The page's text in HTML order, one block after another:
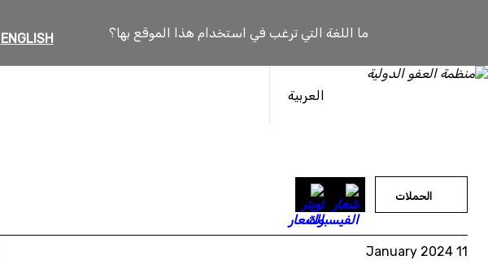
ما اللغة التي ترغب في استخدام هذا الموقع بها؟ ENGLISH
العربية
الحملات
11 January 2024